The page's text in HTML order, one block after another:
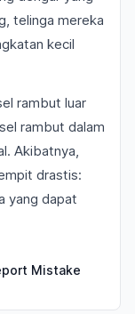
telinga mereka
kecil
rambut luar
rambut dalam
Akibatnya,
drastis:
yang dapat
Mistake